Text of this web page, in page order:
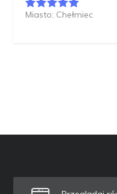
Miasto: Chełmiec